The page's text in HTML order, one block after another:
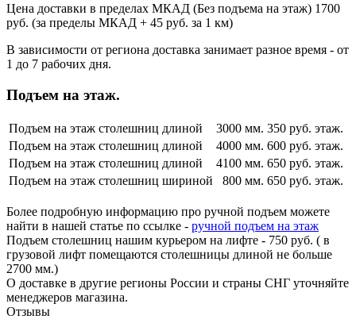
Цена доставки в пределах МКАД (Без подъема на этаж) 1700
руб. (за пределы МКАД + 45 руб. за 1 км)
В зависимости от региона доставка занимает разное время - от
1 до 7 рабочих дня.
Подъем на этаж.
Подъем на этаж столешниц длиной 3000 мм. 350 руб. этаж.
Подъем на этаж столешниц длиной
4000 мм. 600 руб. этаж.
Подъем на этаж столешниц длиной
4100 мм. 650 руб. этаж.
Подъем на этаж столешниц шириной
800 мм. 650 руб. этаж.
Более подробную информацию про ручной подъем можете
найти в нашей статье по ссылке - ручной подъем на этаж
Подъем столешниц нашим курьером на лифте - 750 руб. ( в
грузовой лифт помещаются столешницы длиной не больше
2700 мм.)
О доставке в другие регионы России и страны СНГ уточняйте
менеджеров магазина.
Отзывы